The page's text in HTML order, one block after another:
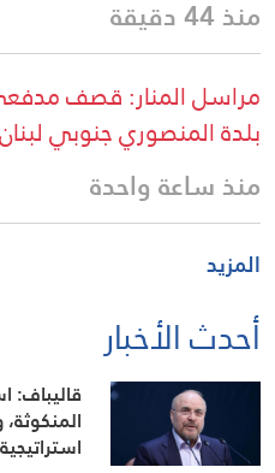
منذ 44 دقيقة
مراسل المنار: قصف
بلدة المنصوري جنوبي لبنان
منذ ساعة واحدة
المزيد
أحدث الأخبار
قاليباف: